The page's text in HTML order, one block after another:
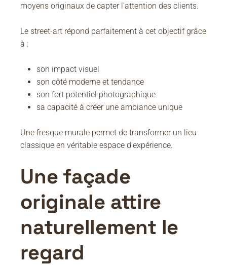
moyens originaux de capter l’attention des clients.
Le street-art répond parfaitement à cet objectif grâce
à :
son impact visuel
son côté moderne et tendance
son fort potentiel photographique
sa capacité à créer une ambiance unique
Une fresque murale permet de transformer un lieu
classique en véritable espace d’expérience.
Une façade
originale attire
naturellement le
regard